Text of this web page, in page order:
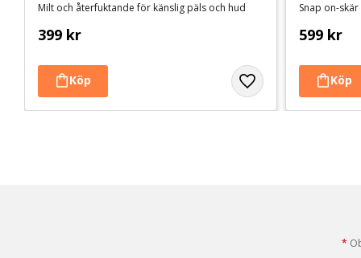
Milt och återfuktande för känslig päls och hud
399 kr
Snap on-
599 kr
*